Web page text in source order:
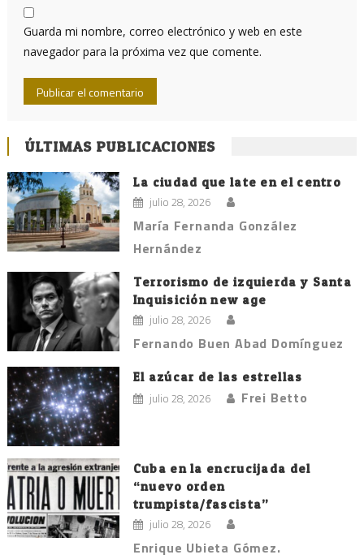
Guarda mi nombre, correo electrónico y web en este
navegador para la próxima vez que comente.
ÚLTIMAS PUBLICACIONES
La ciudad que late en el centro
julio 28, 2026
María Fernanda González
Hernández
Terrorismo de izquierda y Santa
Inquisición new age
julio 28, 2026
Fernando Buen Abad Domínguez
El azúcar de las estrellas
julio 28, 2026 Frei Betto
Cuba en la encrucijada del
“nuevo orden
trumpista/fascista”
julio 28, 2026
Enrique Ubieta Gómez.